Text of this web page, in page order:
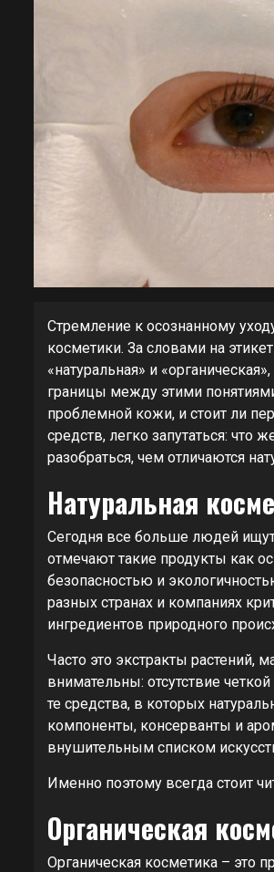
Стремление к осознанному
косметики. За словами на
«натуральная» и
границы между этими
проблемной кожи, и стоит ли
средств, легко запутаться:
разобраться, чем отличаются
Натуральная
Сегодня все больше людей
отмечают такие продукты как
безопасностью и
разных странах и компаниях
ингредиентов природного
Часто это экстракты растений,
внимательны: отсутствие
те средства, в которых
компоненты, консерванты и
внушительным списком
Именно поэтому всегда стоит
Органическая
Органическая косметика – это